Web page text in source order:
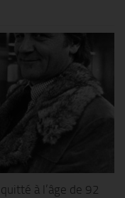
à l’âge de 92